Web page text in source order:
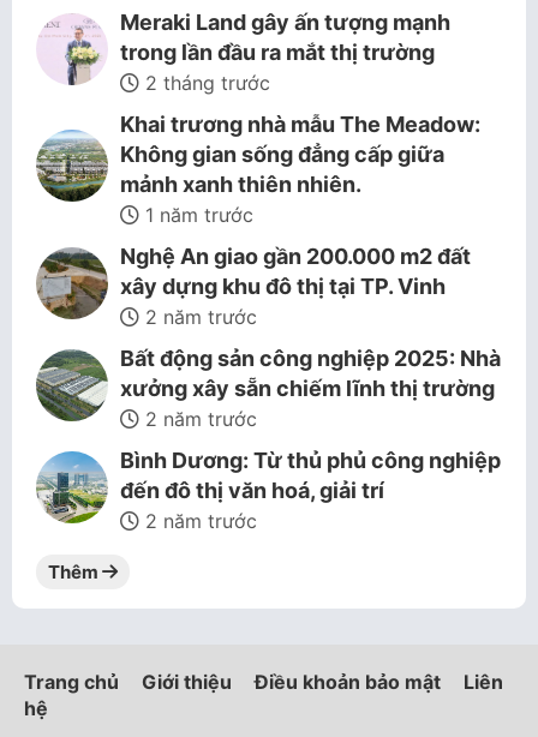
Meraki Land gây ấn tượng mạnh
trong lần đầu ra mắt thị trường
2 tháng trước
Khai trương nhà mẫu The Meadow:
Không gian sống đẳng cấp giữa
mảnh xanh thiên nhiên.
1 năm trước
Nghệ An giao gần 200.000 m2 đất
xây dựng khu đô thị tại TP. Vinh
2 năm trước
Bất động sản công nghiệp 2025: Nhà
xưởng xây sẵn chiếm lĩnh thị trường
2 năm trước
Bình Dương: Từ thủ phủ công nghiệp
đến đô thị văn hoá, giải trí
2 năm trước
Thêm
Trang chủ Giới thiệu Điều khoản bảo mật
Liên
hệ